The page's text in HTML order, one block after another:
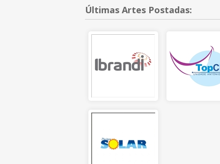
Últimas Artes Postadas: